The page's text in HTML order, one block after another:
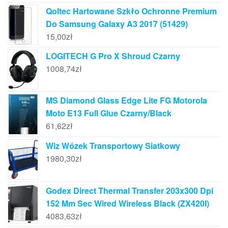
Qoltec Hartowane Szkło Ochronne Premium
Do Samsung Galaxy A3 2017 (51429)
15,00zł
LOGITECH G Pro X Shroud Czarny
1008,74zł
MS Diamond Glass Edge Lite FG Motorola
Moto E13 Full Glue Czarny/Black
61,62zł
Wiz Wózek Transportowy Siatkowy
1980,30zł
Godex Direct Thermal Transfer 203x300 Dpi
152 Mm Sec Wired Wireless Black (ZX420I)
4083,63zł